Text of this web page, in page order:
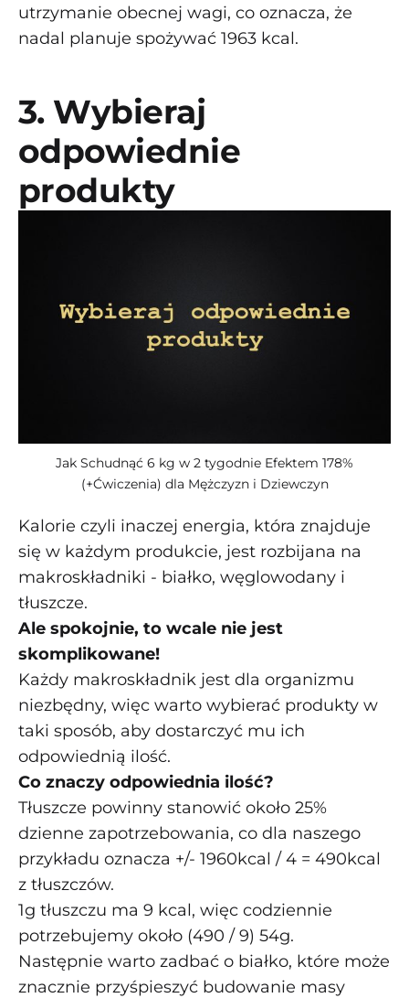
utrzymanie obecnej wagi, co oznacza, że
nadal planuje spożywać 1963 kcal.
3. Wybieraj
odpowiednie
produkty
Jak Schudnąć 6 kg w 2 tygodnie Efektem 178%
(+Ćwiczenia) dla Mężczyzn i Dziewczyn
Kalorie czyli inaczej energia, która znajduje
się w każdym produkcie, jest rozbijana na
makroskładniki - białko, węglowodany i
tłuszcze.
Ale spokojnie, to wcale nie jest
skomplikowane!
Każdy makroskładnik jest dla organizmu
niezbędny, więc warto wybierać produkty w
taki sposób, aby dostarczyć mu ich
odpowiednią ilość.
Co znaczy odpowiednia ilość?
Tłuszcze powinny stanowić około 25%
dzienne zapotrzebowania, co dla naszego
przykładu oznacza +/- 1960kcal / 4 = 490kcal
z tłuszczów.
1g tłuszczu ma 9 kcal, więc codziennie
potrzebujemy około (490 / 9) 54g.
Następnie warto zadbać o białko, które może
znacznie przyśpieszyć budowanie masy